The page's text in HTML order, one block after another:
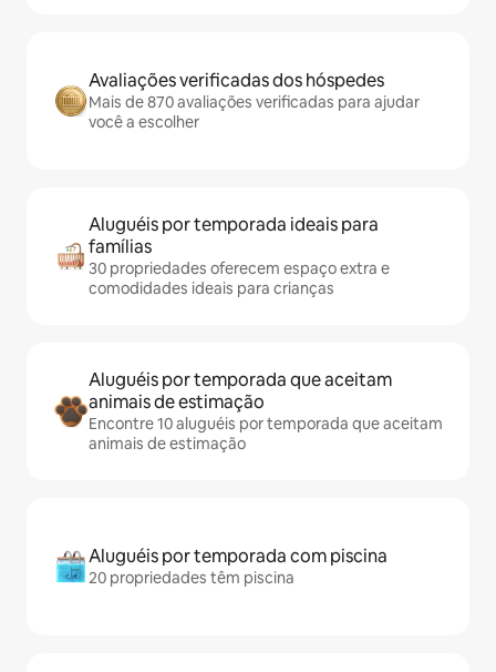
Avaliações verificadas dos hóspedes
Mais de 870 avaliações verificadas para ajudar
você a escolher
Aluguéis por temporada ideais para
famílias
30 propriedades oferecem espaço extra e
comodidades ideais para crianças
Aluguéis por temporada que aceitam
animais de estimação
Encontre 10 aluguéis por temporada que aceitam
animais de estimação
Aluguéis por temporada com piscina
20 propriedades têm piscina